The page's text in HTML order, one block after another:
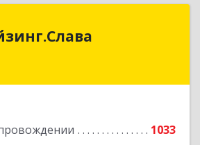
1033
050022, Кашгарская 58-2